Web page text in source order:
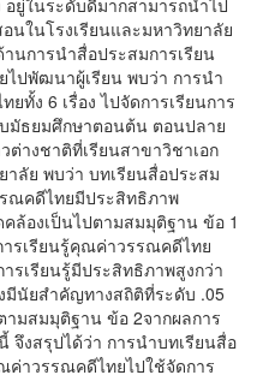
อยู่ในระดับดีมากสามารถนำไป
นในโรงเรียนและมหาวิทยาลัย
นการนำสื่อประสมการเรียน
ปพัฒนาผู้เรียน พบว่า การนำ
ทั้ง 6 เรื่อง ไปจัดการเรียนการ
มัธยมศึกษาตอนต้น ตอนปลาย
ต่างชาติที่เรียนสาขาวิชาเอก
าลัย พบว่า บทเรียนสื่อประสม
ณคดีไทยมีประสิทธิภาพ
ล้องเป็นไปตามสมมุติฐาน ข้อ 1
รเรียนรู้คุณค่าวรรณคดีไทย
รเรียนรู้มีประสิทธิภาพสูงกว่า
มีนัยสำคัญทางสถิติที่ระดับ .05
ามสมมุติฐาน ข้อ 2จากผลการ
จึงสรุปได้ว่า การนำบทเรียนสื่อ
ค่าวรรณคดีไทยไปใช้จัดการ